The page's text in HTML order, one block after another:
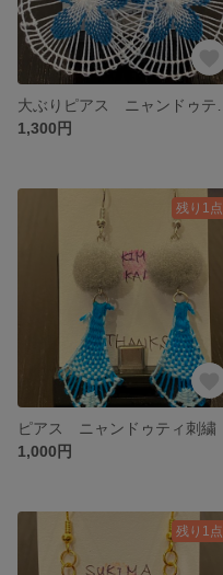
1,300円
残り1点
ピアス ニャンドゥティ刺繍
1,000円
残り1点